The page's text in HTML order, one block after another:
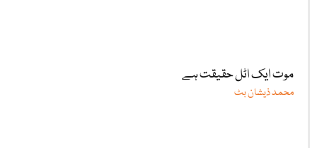
موت ایک اٹل حقیقت ہے
محمد ذیشان بٹ